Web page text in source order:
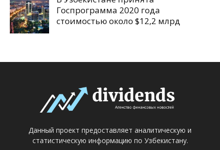
Госпрограмма 2020 года
стоимостью около $12,2 млрд
Данный проект предоставляет аналитическую и
статистическую информацию по Узбекистану.